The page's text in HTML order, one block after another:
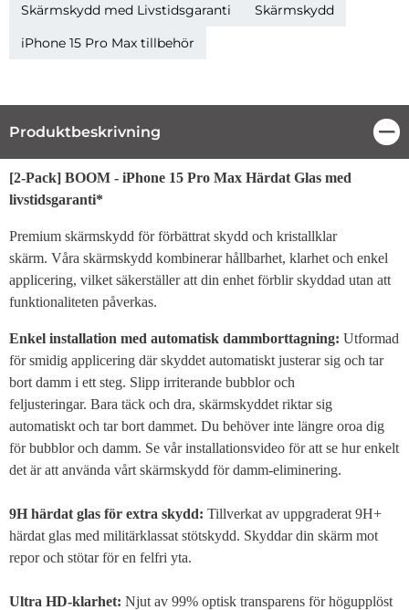
Skärmskydd med Livstidsgaranti
Skärmskydd
iPhone 15 Pro Max tillbehör
Produktbeskrivning
Produktbeskrivning
[2-Pack] BOOM - iPhone 15 Pro Max Härdat Glas med
livstidsgaranti*
Premium skärmskydd för förbättrat skydd och kristallklar
skärm. Våra skärmskydd kombinerar hållbarhet, klarhet och enkel
applicering, vilket säkerställer att din enhet förblir skyddad utan att
funktionaliteten påverkas.
Enkel installation med automatisk dammborttagning: Utformad
för smidig applicering där skyddet automatiskt justerar sig och tar
bort damm i ett steg. Slipp irriterande bubblor och
feljusteringar. Bara täck och dra, skärmskyddet riktar sig
automatiskt och tar bort dammet. Du behöver inte längre oroa dig
för bubblor och damm. Se vår installationsvideo för att se hur enkelt
det är att använda vårt skärmskydd för damm-eliminering.
9H härdat glas för extra skydd: Tillverkat av uppgraderat 9H+
härdat glas med militärklassat stötskydd. Skyddar din skärm mot
repor och stötar för en felfri yta.
Ultra HD-klarhet: Njut av 99% optisk transparens för högupplöst